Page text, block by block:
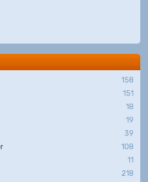
158
151
18
19
39
108
11
218